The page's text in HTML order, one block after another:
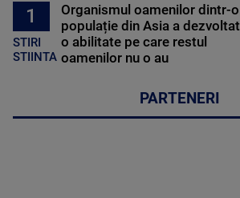
1
STIRI
STIINTA
Organismul oamenilor dintr-o
populație din Asia a dezvoltat
o abilitate pe care restul
oamenilor nu o au
PARTENERI